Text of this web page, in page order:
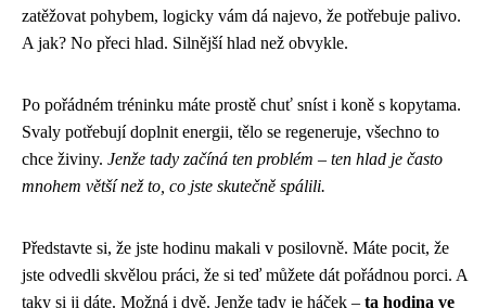
zatěžovat pohybem, logicky vám dá najevo, že potřebuje palivo.
A jak? No přeci hlad. Silnější hlad než obvykle.
Po pořádném tréninku máte prostě chuť sníst i koně s kopytama.
Svaly potřebují doplnit energii, tělo se regeneruje, všechno to
chce živiny. Jenže tady začíná ten problém – ten hlad je často
mnohem větší než to, co jste skutečně spálili.
Představte si, že jste hodinu makali v posilovně. Máte pocit, že
jste odvedli skvělou práci, že si teď můžete dát pořádnou porci. A
taky si ji dáte. Možná i dvě. Jenže tady je háček – ta hodina ve